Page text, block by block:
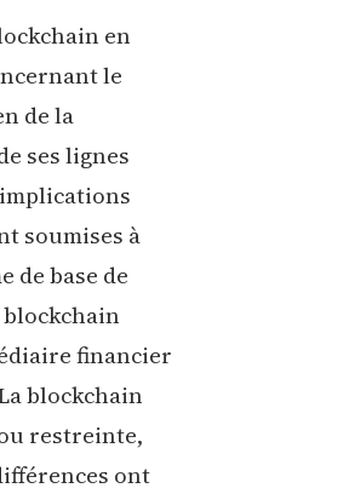
en
le
de la
ses lignes
soumises à
de base de
financier
blockchain
restreinte,
ont